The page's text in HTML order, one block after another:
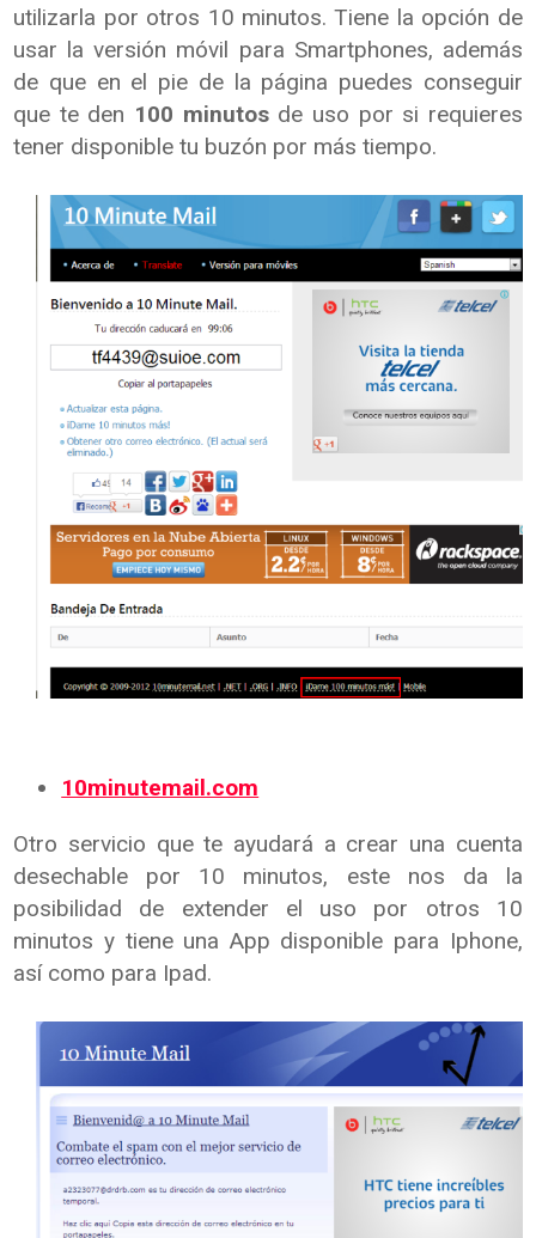
utilizarla por otros 10 minutos. Tiene la opción de
usar la versión móvil para Smartphones, además
de que en el pie de la página puedes conseguir
que te den 100 minutosde uso por si requieres
tener disponible tu buzón por más tiempo.
10minutemail.com
Otro servicio que te ayudará a crear una cuenta
desechable por 10 minutos, este nos da la
posibilidad de extender el uso por otros 10
minutos y tiene una App disponible para Iphone,
así como para Ipad.